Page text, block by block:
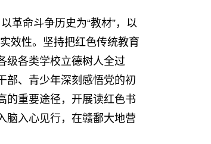
革命斗争历史为“教材”，以
效性。坚持把红色传统教育
级各类学校立德树人全过
部、青少年深刻感悟党的初
的重要途径，开展读红色书
脑入心见行，在赣鄱大地营